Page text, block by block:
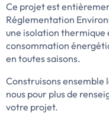
Ce projet est
Réglementation
une isolation thermique
consommation
en toutes saisons.
Construisons ensemble
nous pour plus de
votre projet.